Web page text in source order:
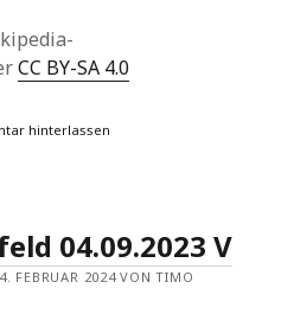
CC BY-SA 4.0
hinterlassen
04.09.2023 V
FEBRUAR 2024 VON TIMO